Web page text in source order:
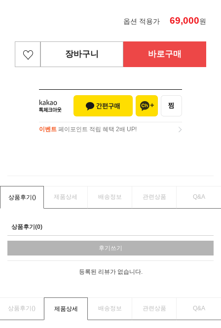
옵션 적용가 69,000원
장바구니 바로구매
이벤트 페이포인트 적립 혜택 2배 UP!
상품후기() 제품상세 배송정보 관련상품 Q&A
상품후기(0)
후기쓰기
등록된 리뷰가 없습니다.
상품후기() 제품상세 배송정보 관련상품 Q&A